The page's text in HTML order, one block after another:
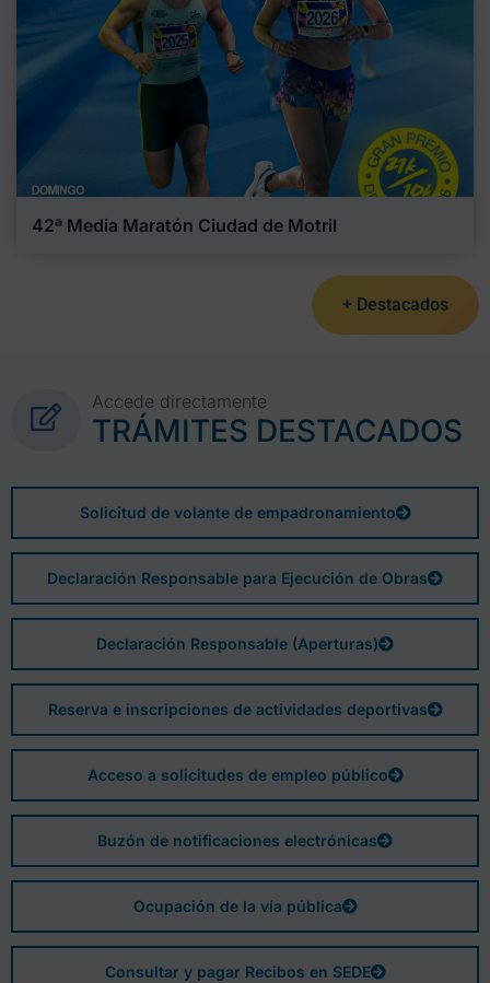
42ª Media Maratón Ciudad de Motril
+ Destacados
Accede directamente
TRÁMITES DESTACADOS
Solicitud de volante de empadronamiento
Declaración Responsable para Ejecución de Obras
Declaración Responsable (Aperturas)
Reserva e inscripciones de actividades deportivas
Acceso a solicitudes de empleo público
Buzón de notificaciones electrónicas
Ocupación de la vía pública
Consultar y pagar Recibos en SEDE